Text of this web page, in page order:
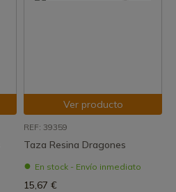
Ver producto
REF: 39359
Taza Resina Dragones
En stock - Envío inmediato
15,67 €